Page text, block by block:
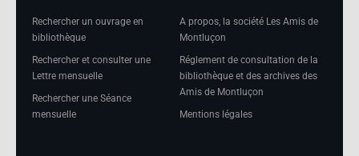
Rechercher un ouvrage en
bibliothèque
Rechercher et consulter une
Lettre mensuelle
Rechercher une Séance
mensuelle
A propos, la société Les Amis de
Montluçon
Réglement de consultation de la
bibliothèque et des archives des
Amis de Montluçon
Mentions légales